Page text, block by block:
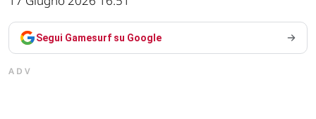
Segui Gamesurf su Google
ADV